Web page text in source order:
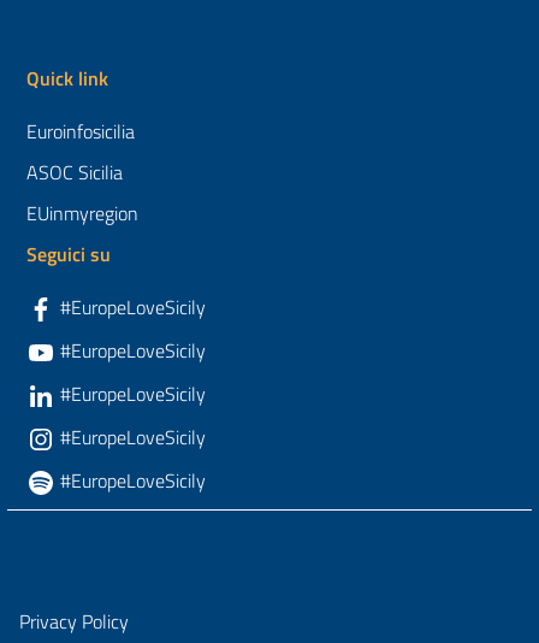
Quick link
Euroinfosicilia
ASOC Sicilia
EUinmyregion
Seguici su
#EuropeLoveSicily
#EuropeLoveSicily
#EuropeLoveSicily
#EuropeLoveSicily
#EuropeLoveSicily
Privacy Policy